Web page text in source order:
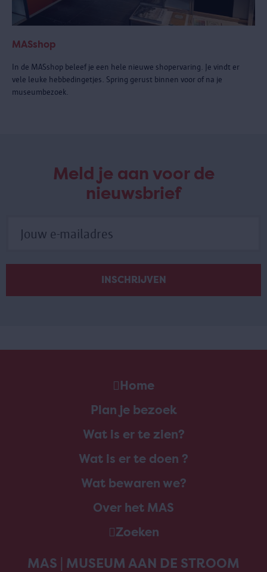
MASshop
In de MASshop beleef je een hele nieuwe shopervaring. Je vindt er
vele leuke hebbedingetjes. Spring gerust binnen voor of na je
museumbezoek.
Meld je aan voor de
nieuwsbrief
Home
Plan je bezoek
Wat is er te zien?
Wat is er te doen ?
Wat bewaren we?
Over het MAS
Zoeken
MAS | MUSEUM AAN DE STROOM